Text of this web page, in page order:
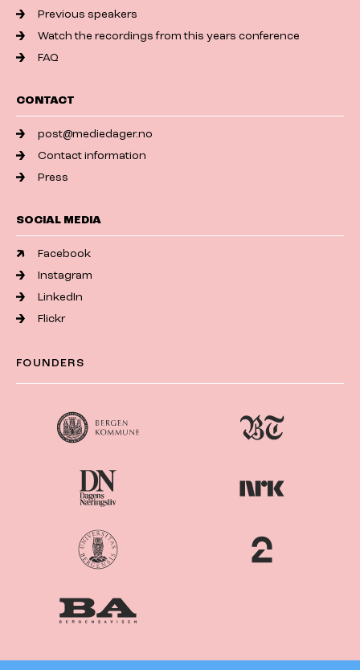
Previous speakers
Watch the recordings from this years conference
FAQ
CONTACT
post@mediedager.no
Contact information
Press
SOCIAL MEDIA
Facebook
Instagram
LinkedIn
Flickr
FOUNDERS